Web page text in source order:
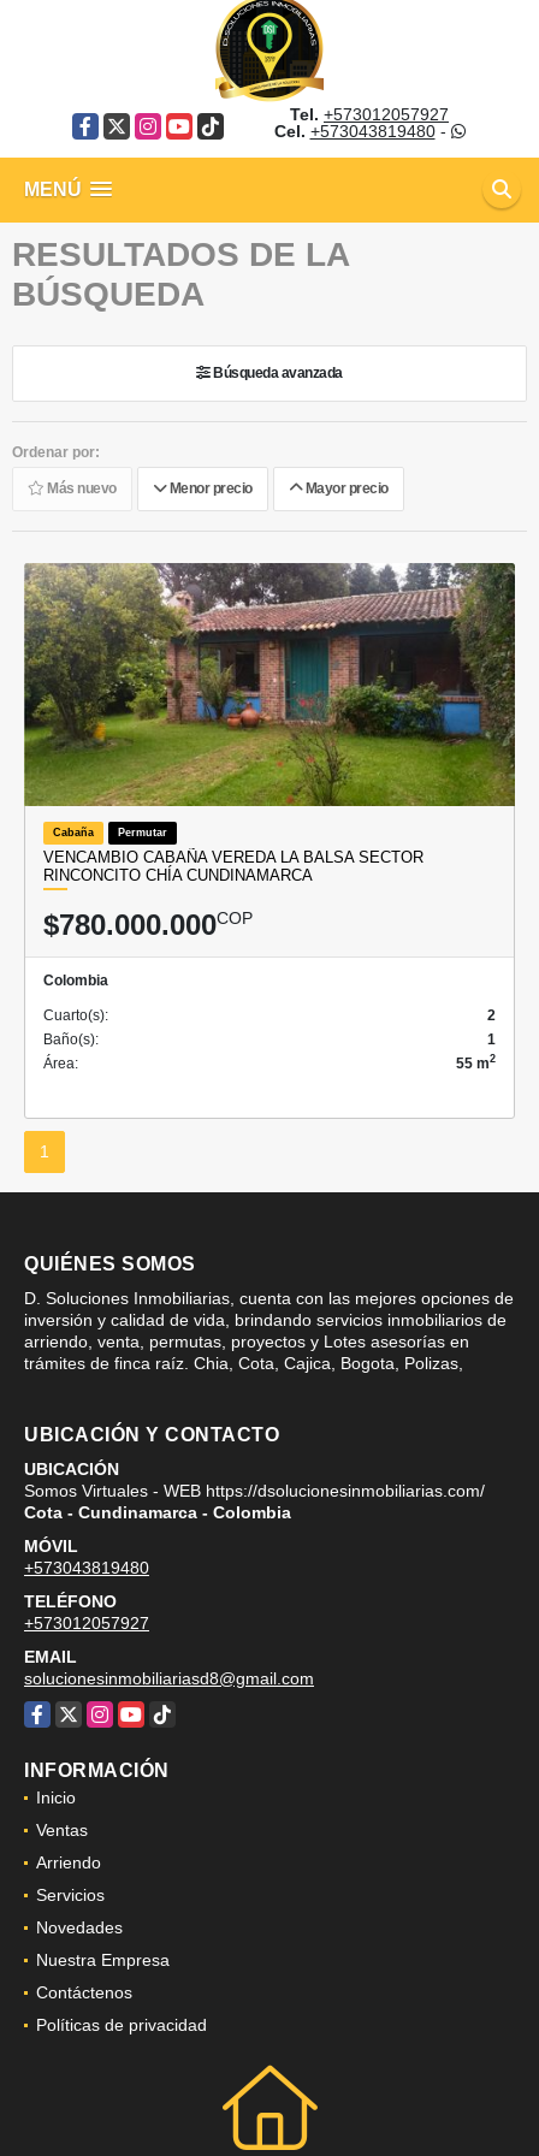
Facebook
X Instagram
YouTube
TikTok
Tel. +573012057927
Cel. +573043819480-
MENÚ
RESULTADOS DE LA
BÚSQUEDA
Búsqueda avanzada
Ordenar por:
Más nuevo Menor precio Mayor precio
Cabaña Permutar
VENCAMBIO CABAÑA VEREDA LA BALSA SECTOR
RINCONCITO CHÍA CUNDINAMARCA
$780.000.000COP
Colombia
Cuarto(s):
2
Baño(s):
1
Área:
55 m2
1
QUIÉNES SOMOS
D. Soluciones Inmobiliarias, cuenta con las mejores opciones de
inversión y calidad de vida, brindando servicios inmobiliarios de
arriendo, venta, permutas, proyectos y Lotes asesorías en
trámites de finca raíz. Chia, Cota, Cajica, Bogota, Polizas,
UBICACIÓN Y CONTACTO
UBICACIÓN
Somos Virtuales - WEB https://dsolucionesinmobiliarias.com/
Cota - Cundinamarca - Colombia
MÓVIL
+573043819480
TELÉFONO
+573012057927
EMAIL
solucionesinmobiliariasd8@gmail.com
Facebook
X Instagram
YouTube
TikTok
INFORMACIÓN
Inicio
Ventas
Arriendo
Servicios
Novedades
Nuestra Empresa
Contáctenos
Políticas de privacidad